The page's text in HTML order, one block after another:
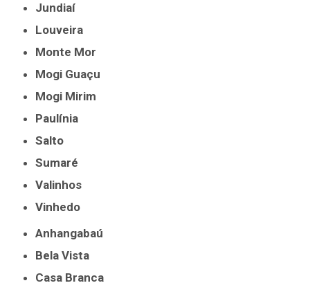
Jundiaí
Louveira
Monte Mor
Mogi Guaçu
Mogi Mirim
Paulínia
Salto
Sumaré
Valinhos
Vinhedo
Anhangabaú
Bela Vista
Casa Branca